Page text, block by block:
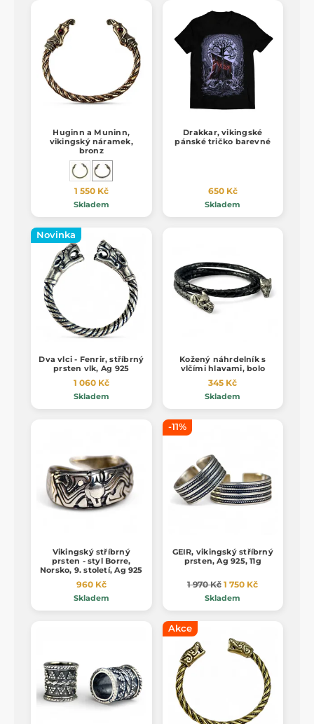
Huginn a Muninn,
vikingský náramek,
bronz
1 550 Kč
Skladem
Drakkar, vikingské
pánské tričko barevné
650 Kč
Skladem
Novinka
Dva vlci - Fenrir, stříbrný
prsten vlk, Ag 925
1 060 Kč
Skladem
Kožený náhrdelník s
vlčími hlavami, bolo
345 Kč
Skladem
Vikingský stříbrný
prsten - styl Borre,
Norsko, 9. století, Ag 925
960 Kč
Skladem
-11%
GEIR, vikingský stříbrný
prsten, Ag 925, 11g
1 970 Kč 1 750 Kč
Skladem
Akce